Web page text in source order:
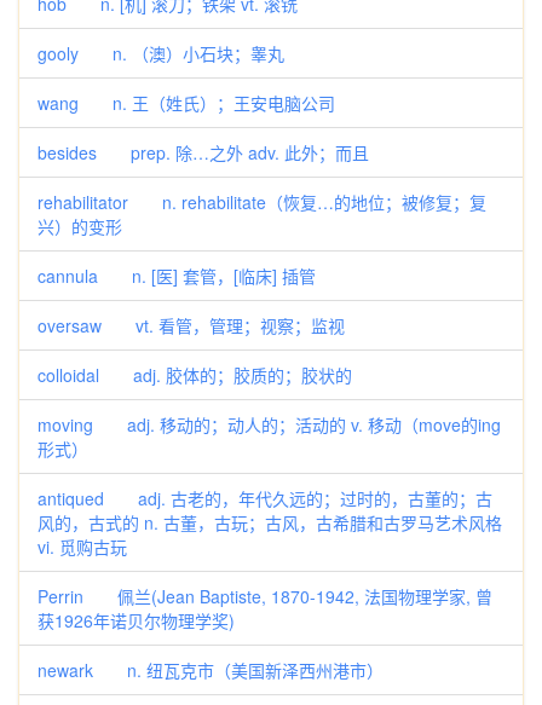
gooly n. （澳）小石块；睾丸
wang n. 王（姓氏）；王安电脑公司
besides prep. 除…之外 adv. 此外；而且
rehabilitator n. rehabilitate（恢复…的地位；被修复；复
兴）的变形
cannula n. [医] 套管，[临床] 插管
oversaw vt. 看管，管理；视察；监视
colloidal adj. 胶体的；胶质的；胶状的
moving adj. 移动的；动人的；活动的 v. 移动（move的ing
形式）
antiqued adj. 古老的，年代久远的；过时的，古董的；古
风的，古式的 n. 古董，古玩；古风，古希腊和古罗马艺术风格
vi. 觅购古玩
Perrin 佩兰(Jean Baptiste, 1870-1942, 法国物理学家, 曾
获1926年诺贝尔物理学奖)
newark n. 纽瓦克市（美国新泽西州港市）